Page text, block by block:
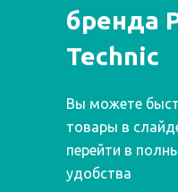
бренда
Technic
Вы можете
товары в
перейти в
удобства